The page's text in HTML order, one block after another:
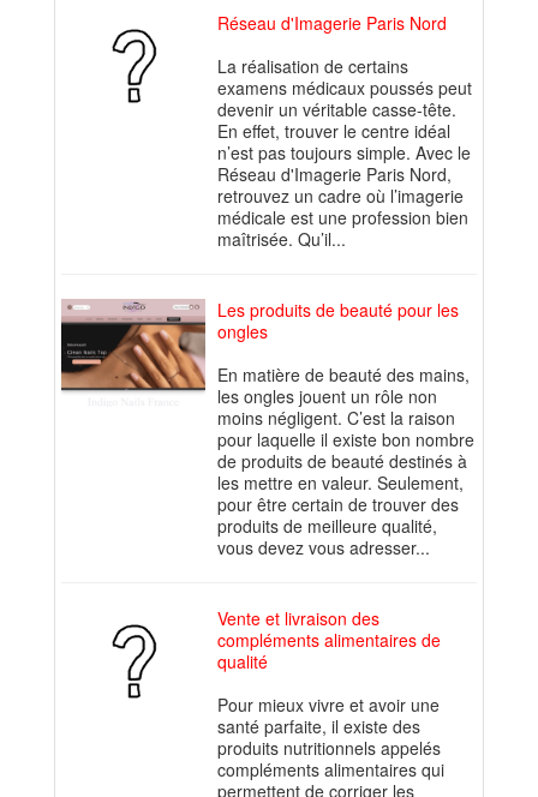
Réseau d'Imagerie Paris Nord
La réalisation de certains
examens médicaux poussés peut
devenir un véritable casse-tête.
En effet, trouver le centre idéal
n’est pas toujours simple. Avec le
Réseau d'Imagerie Paris Nord,
retrouvez un cadre où l’imagerie
médicale est une profession bien
maîtrisée. Qu’il...
Les produits de beauté pour les
ongles
En matière de beauté des mains,
les ongles jouent un rôle non
moins négligent. C’est la raison
pour laquelle il existe bon nombre
de produits de beauté destinés à
les mettre en valeur. Seulement,
pour être certain de trouver des
produits de meilleure qualité,
vous devez vous adresser...
Vente et livraison des
compléments alimentaires de
qualité
Pour mieux vivre et avoir une
santé parfaite, il existe des
produits nutritionnels appelés
compléments alimentaires qui
permettent de corriger les